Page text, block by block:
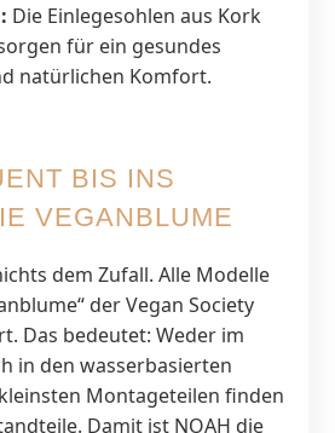
Die Einlegesohlen aus Kork
für ein gesundes
natürlichen Komfort.
BIS INS
VEGANBLUME
dem Zufall. Alle Modelle
der Vegan Society
Das bedeutet: Weder im
in den wasserbasierten
Montageteilen finden
Damit ist NOAH die